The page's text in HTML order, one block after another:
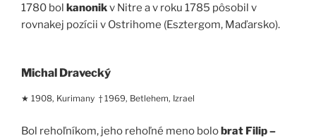
1780 bol kanonikv Nitre a v roku 1785 pôsobil v
rovnakej pozícii v Ostrihome (Esztergom, Maďarsko).
Michal Dravecký
★ 1908, Kurimany † 1969, Betlehem, Izrael
Bol rehoľníkom, jeho rehoľné meno bolobrat Filip –